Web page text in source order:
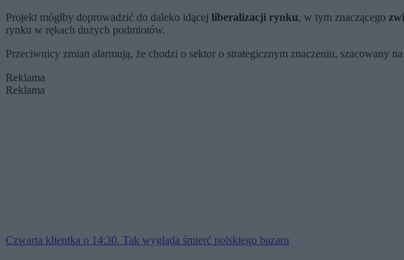
Projekt mógłby doprowadzić do daleko idącej liberalizacji rynku, w tym znaczącego
rynku w rękach dużych podmiotów.
Przeciwnicy zmian alarmują, że chodzi o sektor o strategicznym znaczeniu, szacowany
Reklama
Reklama
Czwarta klientka o 14:30. Tak wygląda śmierć polskiego bazaru